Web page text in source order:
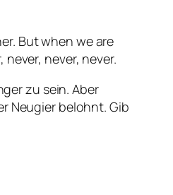
But when we are
never, never.
zu sein. Aber
Neugier belohnt. Gib